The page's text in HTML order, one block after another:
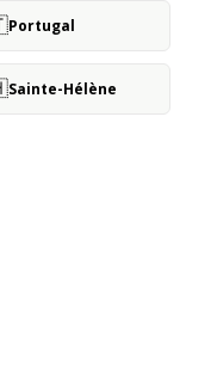
Portugal
Sainte-Hélène